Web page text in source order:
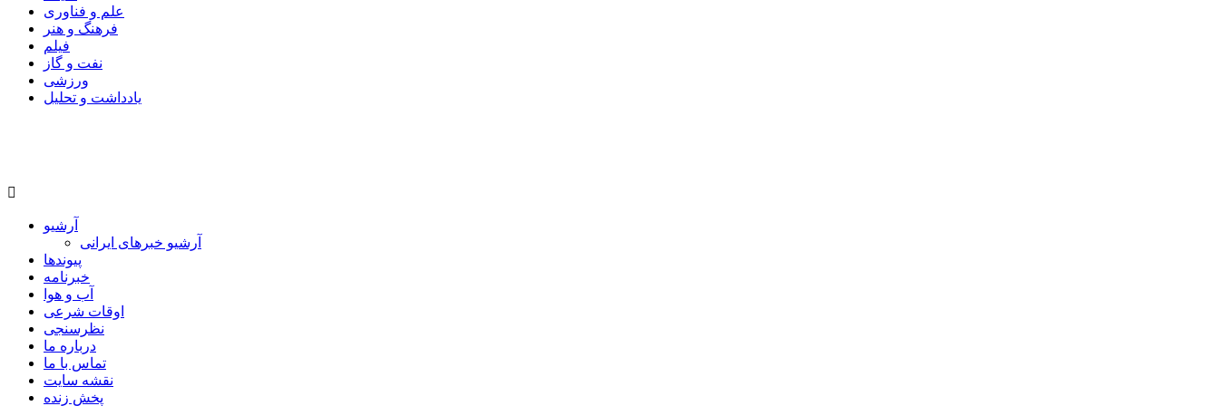
علم و فناوری
فرهنگ و هنر
فیلم
نفت و گاز
ورزشی
یادداشت و تحلیل
آرشیو
آرشیو خبرهای ایرانی
پیوندها
خبرنامه
آب و هوا
اوقات شرعی
نظرسنجی
درباره ما
تماس با ما
نقشه سایت
پخش زنده